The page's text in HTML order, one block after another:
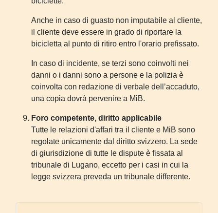
Anche in caso di guasto non imputabile al cliente,
il cliente deve essere in grado di riportare la
bicicletta al punto di ritiro entro l'orario prefissato.
In caso di incidente, se terzi sono coinvolti nei
danni o i danni sono a persone e la polizia è
coinvolta con redazione di verbale dell’accaduto,
una copia dovrà pervenire a MiB.
Foro competente, diritto applicabile
Tutte le relazioni d'affari tra il cliente e MiB sono
regolate unicamente dal diritto svizzero. La sede
di giurisdizione di tutte le dispute è fissata al
tribunale di Lugano, eccetto per i casi in cui la
legge svizzera preveda un tribunale differente.